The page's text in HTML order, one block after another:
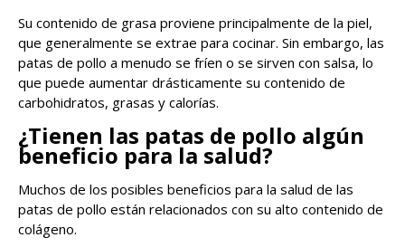
Su contenido de grasa proviene principalmente de la piel,
que generalmente se extrae para cocinar. Sin embargo, las
patas de pollo a menudo se fríen o se sirven con salsa, lo
que puede aumentar drásticamente su contenido de
carbohidratos, grasas y calorías.
¿Tienen las patas de pollo algún
beneficio para la salud?
Muchos de los posibles beneficios para la salud de las
patas de pollo están relacionados con su alto contenido de
colágeno.